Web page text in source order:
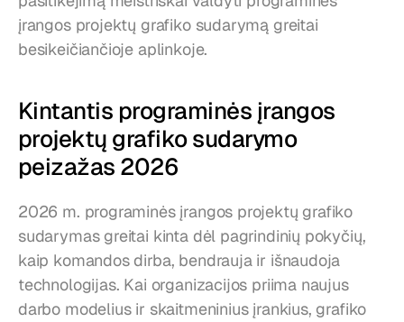
įrangos projektų grafiko sudarymą greitai
besikeičiančioje aplinkoje.
Kintantis programinės įrangos
projektų grafiko sudarymo
peizažas 2026
2026 m. programinės įrangos projektų grafiko
sudarymas greitai kinta dėl pagrindinių pokyčių,
kaip komandos dirba, bendrauja ir išnaudoja
technologijas. Kai organizacijos priima naujus
darbo modelius ir skaitmeninius įrankius, grafiko